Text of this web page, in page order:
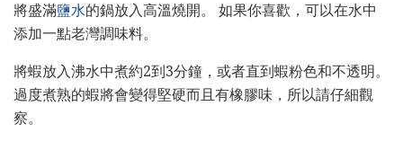
將盛滿鹽水的鍋放入高溫燒開。 如果你喜歡，可以在水中
添加一點老灣調味料。
將蝦放入沸水中煮約2到3分​​鐘，或者直到蝦粉色和不透明。
過度煮熟的蝦將會變得堅硬而且有橡膠味，所以請仔細觀
察。